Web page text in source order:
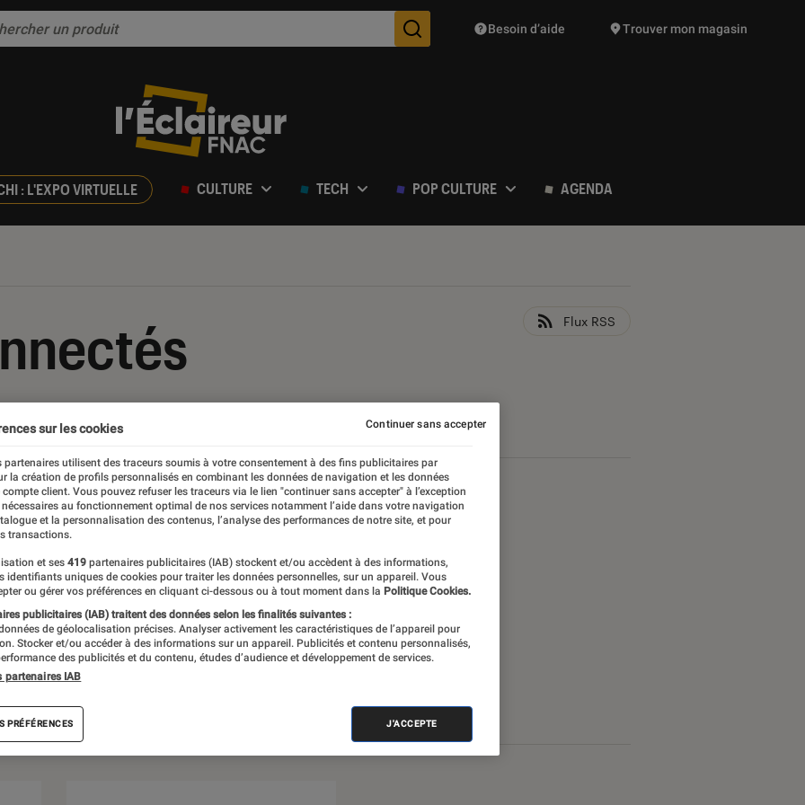
Des suggestions de produits vont vous être proposées
Besoin d’aide Trouver mon magasin
: L'EXPO VIRTUELLE CULTURE TECH POP CULTURE AGENDA
Flux RSS
rien de l’actualité des objets
tests, dossiers et sélections produits.
et guides
sur les cookies
partenaires utilisent des traceurs soumis à votre consentement à des fins publicitaires par
la création de profils personnalisés en combinant les données de navigation et les données
compte client. Vous pouvez refuser les traceurs via le lien "continuer sans accepter" à l’exception
au fonctionnement optimal de nos services notamment l’aide dans votre navigation
et la personnalisation des contenus, l’analyse des performances de notre site, et pour
transactions.
et ses 419 partenaires publicitaires (IAB) stockent et/ou accèdent à des informations,
identifiants uniques de cookies pour traiter les données personnelles, sur un appareil. Vous
ou gérer vos préférences en cliquant ci-dessous ou à tout moment dans la Politique Cookies.
publicitaires (IAB) traitent des données selon les finalités suivantes :
de géolocalisation précises. Analyser activement les caractéristiques de l’appareil pour
Stocker et/ou accéder à des informations sur un appareil. Publicités et contenu personnalisés,
des publicités et du contenu, études d’audience et développement de services.
partenaires IAB
PRÉFÉRENCES J'ACCEPTE
Continuer sans accepter